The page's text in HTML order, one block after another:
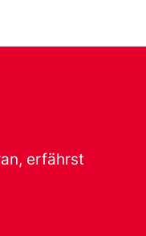
erfährst